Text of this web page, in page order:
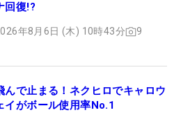
回復!?
年8月6日 (木) 10時43分 9
んで止まる！ネクヒロでキャロウ
イがボール使用率No.1